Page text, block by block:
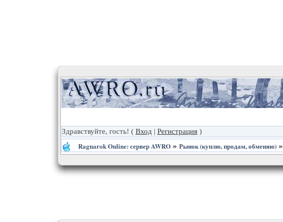
Здравствуйте, гость! ( Вход | Регистрация)
Ragnarok Online: сервер AWRO» Рынок (куплю, продам, обменяю)»